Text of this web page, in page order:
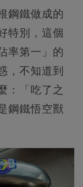
鋼鐵做成的
特別，這個
率第一」的
，不知道到
：「吃了之
鋼鐵悟空獸